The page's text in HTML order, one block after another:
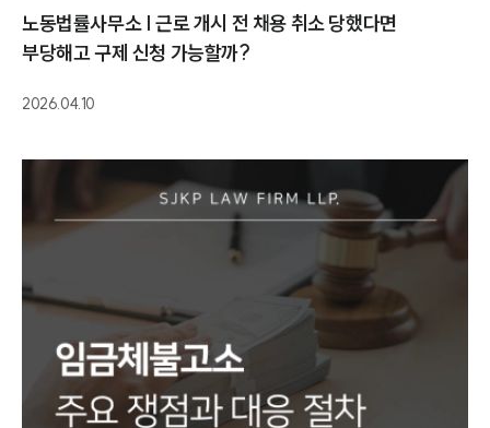
억울함을 호소하십니다.
노동법률사무소 | 근로 개시 전 채용 취소 당했다면
부당해고 구제 신청 가능할까?
2026.04.10